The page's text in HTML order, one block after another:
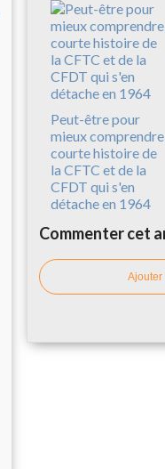
Peut-être pour
mieux comprendre,
courte histoire de
la CFTC et de la
CFDT qui s'en
détache en 1964
Commenter cet
Ajouter